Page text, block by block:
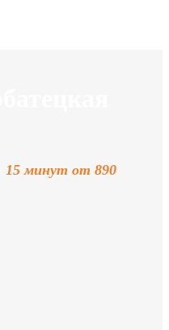
15 минут от 890